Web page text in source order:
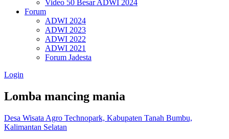
Video 50 Besar ADWI 2024
Forum
ADWI 2024
ADWI 2023
ADWI 2022
ADWI 2021
Forum Jadesta
Login
Lomba mancing mania
Desa Wisata Agro Technopark, Kabupaten Tanah Bumbu,
Kalimantan Selatan